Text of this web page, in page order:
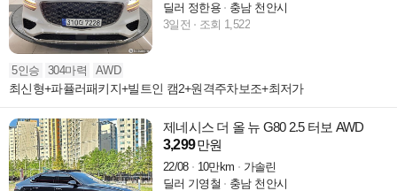
딜러 정한용
충남 천안시
3일전
조회 1,522
5인승 304마력 AWD
최신형+파퓰러패키지+빌트인 캠2+원격주차보조+최저가
제네시스 더 올 뉴 G80 2.5 터보 AWD
3,299만원
22/08 10만km
가솔린
딜러 기영철
충남 천안시